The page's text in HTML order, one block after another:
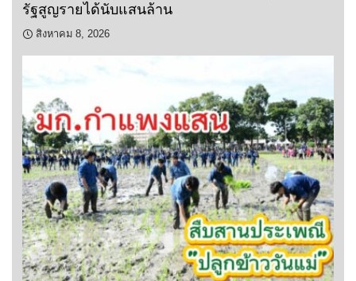
รัฐสูญรายได้นับแสนล้าน
สิงหาคม 8, 2026